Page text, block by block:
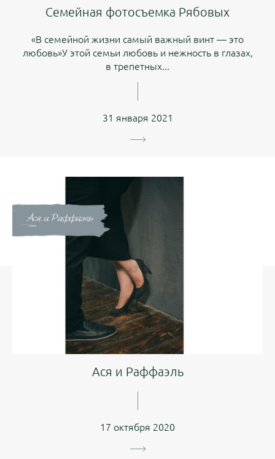
Семейная фотосъемка Рябовых
«В семейной жизни самый важный винт — это
любовь»У этой семьи любовь и нежность в глазах,
в трепетных...
31 января 2021
Ася и Раффаэль
17 октября 2020